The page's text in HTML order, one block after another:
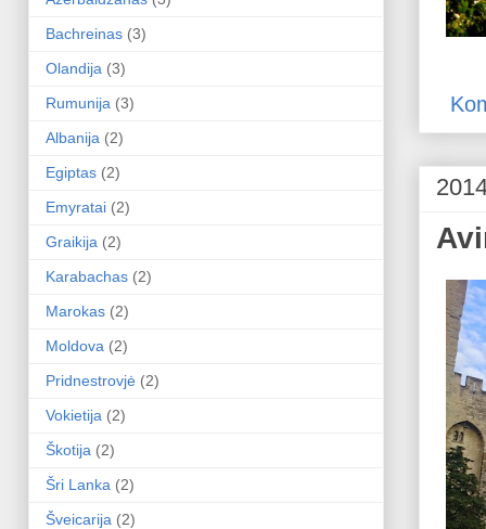
Bachreinas (3)
Olandija (3)
Rumunija (3)
Albanija (2)
Egiptas (2)
Emyratai (2)
Graikija (2)
Karabachas (2)
Marokas (2)
Moldova (2)
Pridnestrovjė (2)
Vokietija (2)
Škotija (2)
Šri Lanka (2)
Šveicarija (2)